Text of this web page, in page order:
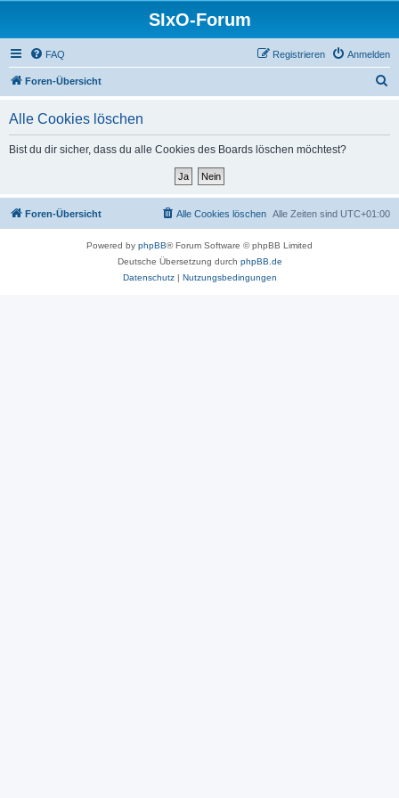
SIxO-Forum
FAQ Anmelden
Registrieren
Foren-Übersicht
Alle Cookies löschen
Bist du dir sicher, dass du alle Cookies des Boards löschen möchtest?
Foren-Übersicht Alle Zeiten sind UTC+01:00
Alle Cookies löschen
Powered by phpBB® Forum Software © phpBB Limited
Deutsche Übersetzung durch phpBB.de
Datenschutz| Nutzungsbedingungen